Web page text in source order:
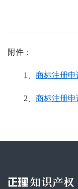
附件：
1、 商标注册申
2、 商标注册申